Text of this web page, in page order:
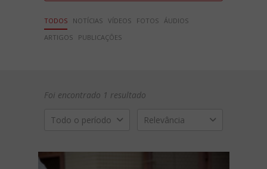
TODOS NOTÍCIAS VÍDEOS FOTOS ÁUDIOS
ARTIGOS
PUBLICAÇÕES
Foi encontrado 1 resultado
Todo o período Relevância